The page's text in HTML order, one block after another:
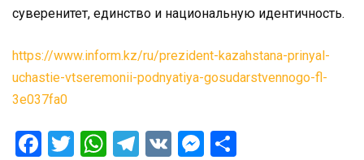
суверенитет, единство и национальную идентичность.
https://www.inform.kz/ru/prezident-kazahstana-prinyal-
uchastie-vtseremonii-podnyatiya-gosudarstvennogo-fl-
3e037fa0
Facebook
Twitter
WhatsApp
Telegram
VK Messenger